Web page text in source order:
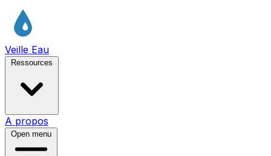
Veille Eau
Ressources
A propos
Open menu